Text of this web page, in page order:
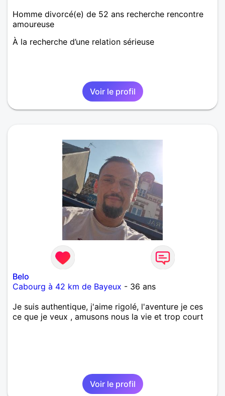
Homme divorcé(e) de 52 ans recherche rencontre
amoureuse
À la recherche d’une relation sérieuse
Voir le profil
Belo
Cabourg à 42 km de Bayeux - 36 ans
Je suis authentique, j'aime rigolé, l'aventure je ces
ce que je veux , amusons nous la vie et trop court
Voir le profil